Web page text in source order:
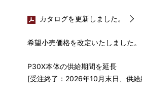
カタログを更新しました。
希望小売価格を改定いたしました。
P30X本体の供給期間を延長
[受注終了：2026年10月末日、供